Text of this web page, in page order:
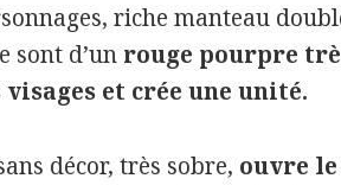
riche manteau
sont d’un rouge pourpre
et crée une unité.
décor, très sobre, ouvre